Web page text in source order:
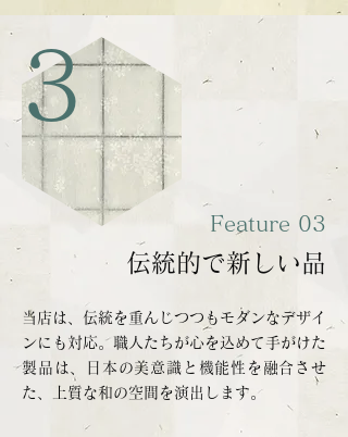
3
Feature 03
伝統的で新しい品
当店は、伝統を重んじつつもモダンなデザイ
ンにも対応。職人たちが心を込めて手がけた
製品は、日本の美意識と機能性を融合させ
た、上質な和の空間を演出します。